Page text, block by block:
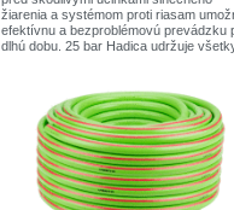
žiarenia a systémom proti riasam
efektívnu a bezproblémovú prevádzku
dlhú dobu. 25 bar Hadica udržuje
Značka VERTO je široký sortiment
záhradných, dielenských a domácich
potrieb.
Ručné a elektrické náradie sú ideálne
stredné zaťaženie.